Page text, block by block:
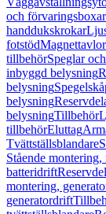
och förvaringsboxar
handdukskrokar
fotstödMagnettavlor
tillbehörSpeglar
inbyggd belysning
belysning
belysning
belysningTillbehör
tillbehörEluttag
Tvättställsblandare
Stående
batteridrift
montering,
generatordrift